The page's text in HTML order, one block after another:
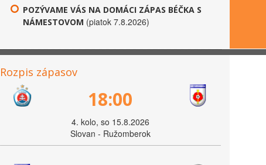
POZÝVAME VÁS NA DOMÁCI ZÁPAS BÉČKA S
NÁMESTOVOM (piatok 7.8.2026)
Rozpis zápasov
18:00
4. kolo, so 15.8.2026
Slovan - Ružomberok